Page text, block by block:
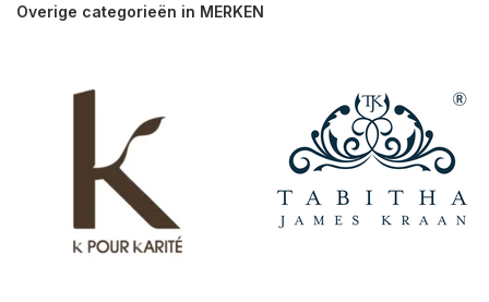
Overige categorieën in MERKEN